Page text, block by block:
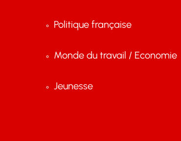
Politique française
Monde du travail / Economie
Jeunesse